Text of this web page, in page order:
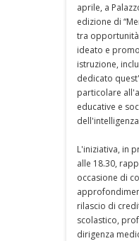
aprile, a
edizione di
tra opportunità
ideato e
istruzione,
dedicato
particolare
educative e
L'iniziativa, in
alle 18.30,
occasione di
rilascio di
scolastico,
dirigenza